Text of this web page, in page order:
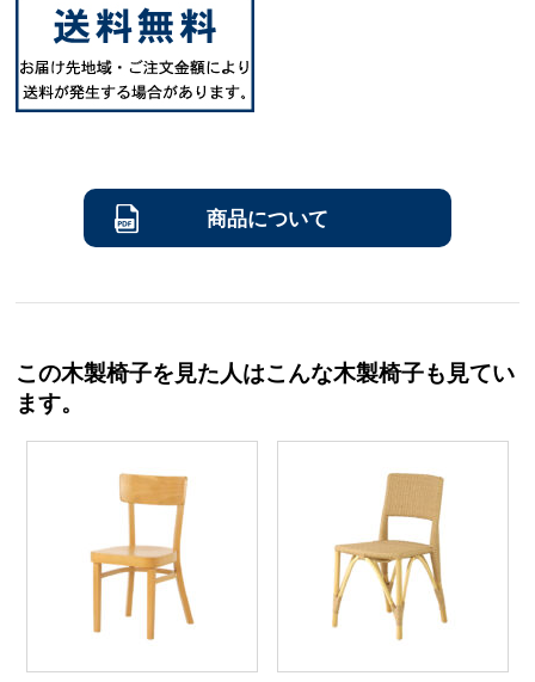
商品について
この木製椅子を見た人はこんな木製椅子も見てい
ます。